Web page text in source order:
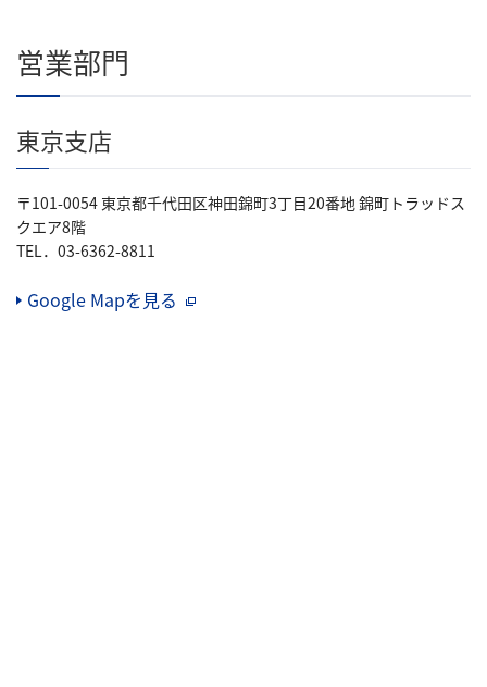
営業部門
東京支店
〒101-0054 東京都千代田区神田錦町3丁目20番地 錦町トラッドス
クエア8階
TEL．03-6362-8811
Google Mapを見る